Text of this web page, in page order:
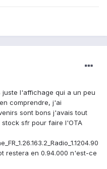
l'affichage qui a un peu
comprendre, j'ai
sont bons j'avais tout
sfr pour faire l'OTA
restera en 0.94.000 n'est-ce